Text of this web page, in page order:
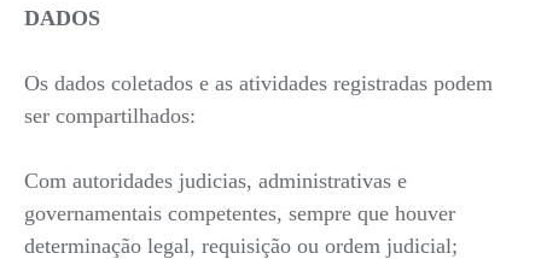
DADOS
Os dados coletados e as atividades registradas podem
ser compartilhados:
Com autoridades judicias, administrativas e
governamentais competentes, sempre que houver
determinação legal, requisição ou ordem judicial;